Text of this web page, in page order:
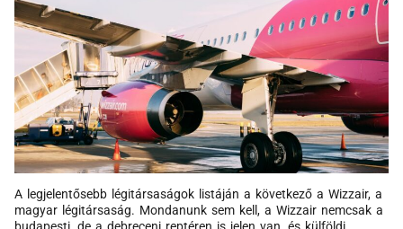
A legjelentősebb légitársaságok listáján a következő a Wizzair, a
magyar légitársaság. Mondanunk sem kell, a Wizzair nemcsak a
budapesti, de a debreceni reptéren is jelen van, és külföldi